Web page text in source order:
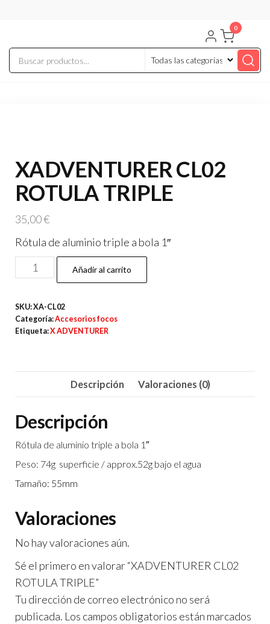
0
XADVENTURER CL02
ROTULA TRIPLE
35,00€
Rótula de aluminio triple a bola 1″
XADVENTURER
CL02
TRIPLE
cantidad
Añadir al carrito
SKU:XA-CL02
Categoría:Accesorios focos
Etiqueta:X ADVENTURER
Descripción Valoraciones (0)
Descripción
Rótula de aluminio triple a bola 1″
Peso: 74g superficie / approx.52g bajo el agua
Tamaño: 55mm
Valoraciones
No hay valoraciones aún.
Sé el primero en valorar “XADVENTURER CL02
ROTULA TRIPLE”
Tu dirección de correo electrónico no será
publicada. Los campos obligatorios están marcados